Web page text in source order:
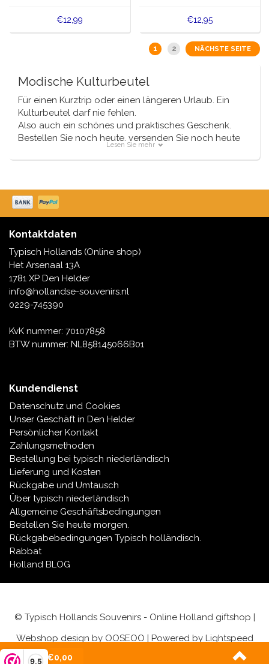
9,5
€12,99 €12,95
1 2 NÄCHSTE SEITE
Modische Kulturbeutel
Für einen Kurztrip oder einen längeren Urlaub. Ein
Kulturbeutel darf nie fehlen.
Also auch ein schönes und praktisches Geschenk.
Bestellen Sie noch heute, versenden Sie noch heute
Lesen Sie mehr
Kontaktdaten
Typisch Hollands (Online shop)
Het Arsenaal 13A
1781 XP Den Helder
info@hollandse-souvenirs.nl
0229-745390
KvK nummer: 70107858
BTW nummer: NL858145066B01
Kundendienst
Datenschutz und Cookies
Unser Geschäft in Den Helder
Persönlicher Kontakt
Zahlungsmethoden
Bestellung bei typisch niederländisch
Lieferung und Kosten
Rückgabe und Umtausch
Über typisch niederländisch
Allgemeine Geschäftsbedingungen
Bestellen Sie heute morgen.
Rückgabebedingungen Typisch holländisch.
Rabbat
Holland BLOG
© Typisch Hollands Souvenirs - Online Holland giftshop |
Webshop design by OOSEOO | Powered by Lightspeed
(0)| €0,00